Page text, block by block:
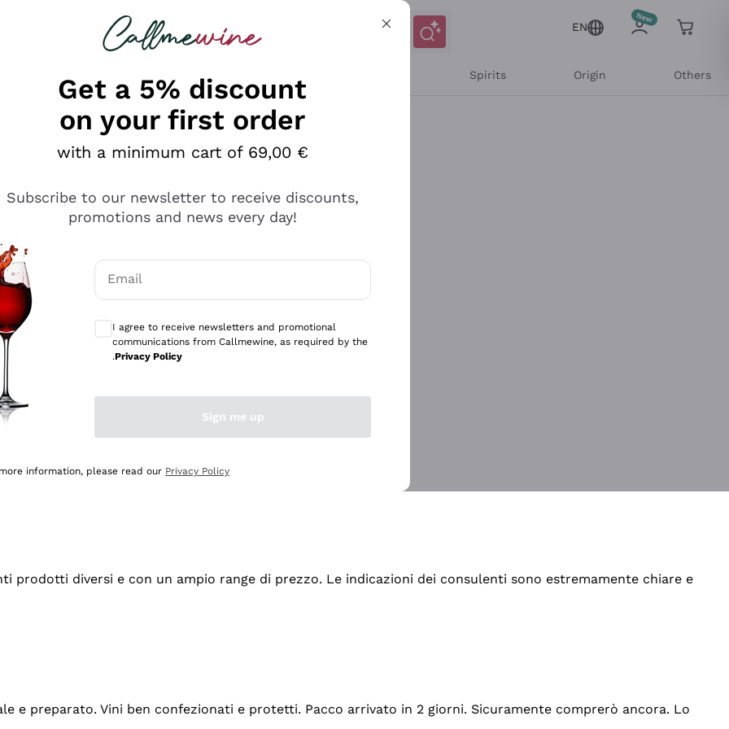
looking for
EN
Spirits Origin Others
professionalità
diversi e con un ampio range di prezzo. Le indicazioni dei consulenti sono estremamente chiare e
e preparato. Vini ben confezionati e protetti. Pacco arrivato in 2 giorni. Sicuramente comprerò ancora. Lo
Get a 5% discount
on your first order
with a minimum cart of 69,00 €
Subscribe to our newsletter to receive discounts,
promotions and news every day!
Email
I agree to receive newsletters and promotional
communications from Callmewine, as required by the
.Privacy Policy
Sign me up
information, please read our Privacy Policy